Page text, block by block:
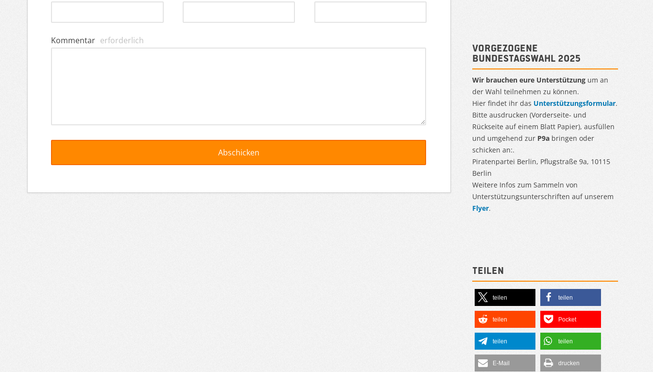
Kommentar erforderlich
Vorgezogene
Bundestagswahl 2025
Wir brauchen eure Unterstützung um an
der Wahl teilnehmen zu können.
Hier findet ihr das Unterstützungsformular.
Bitte ausdrucken (Vorderseite- und
Rückseite auf einem Blatt Papier), ausfüllen
und umgehend zur P9a bringen oder
schicken an:.
Piratenpartei Berlin, Pflugstraße 9a, 10115
Berlin
Weitere Infos zum Sammeln von
Unterstützungsunterschriften auf unserem
Flyer.
Teilen
teilen teilen
teilen Pocket
teilen teilen
E-Mail drucken